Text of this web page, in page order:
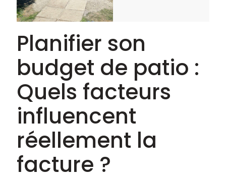
Planifier son
budget de patio :
Quels facteurs
influencent
réellement la
facture ?